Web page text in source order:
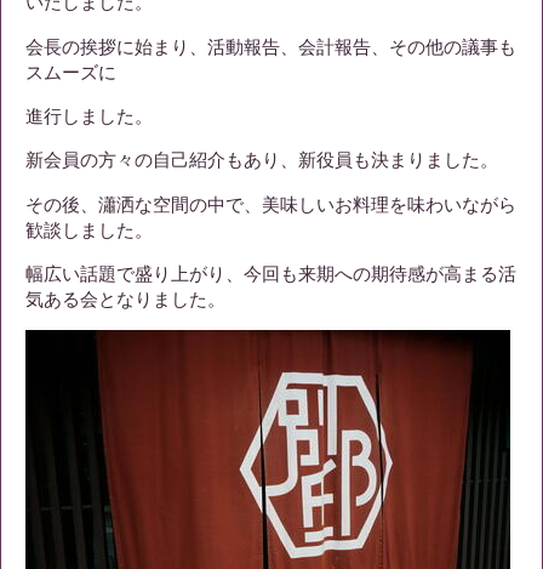
会長の挨拶に始まり、活動報告、会計報告、その他の議事も
スムーズに
進行しました。
新会員の方々の自己紹介もあり、新役員も決まりました。
その後、瀟洒な空間の中で、美味しいお料理を味わいながら
歓談しました。
幅広い話題で盛り上がり、今回も来期への期待感が高まる活
気ある会となりました。